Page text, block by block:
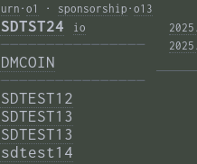
· o1 · sponsorship · o13
io